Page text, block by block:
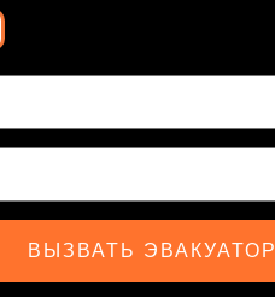
ВЫЗВАТЬ ЭВАКУАТОР